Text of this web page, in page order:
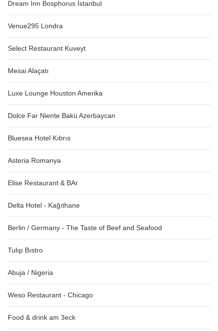
Dream Inn Bosphorus İstanbul
Venue295 Londra
Select Restaurant Kuveyt
Mesai Alaçatı
Luxe Lounge Houston Amerika
Dolce Far Niente Bakü Azerbaycan
Bluesea Hotel Kıbrıs
Asteria Romanya
Elise Restaurant & BAr
Delta Hotel - Kağıthane
Berlin / Germany - The Taste of Beef and Seafood
Tulıp Bıstro
Abuja / Nigeria
Weso Restaurant - Chicago
Food & drink am 3eck